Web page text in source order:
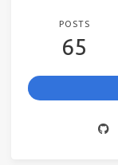
POSTS
65